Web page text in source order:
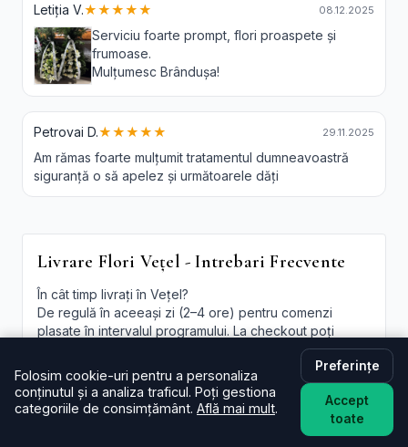
Letiția V.★★★★★ 08.12.2025
Serviciu foarte prompt, flori proaspete și
frumoase.
Mulțumesc Brândușa!
Petrovai D.★★★★★ 29.11.2025
Am rămas foarte mulțumit tratamentul dumneavoastră
siguranță o să apelez și următoarele dăți
Livrare Flori Vețel - Intrebari Frecvente
În cât timp livrați în Vețel?
De regulă în aceeași zi (2–4 ore) pentru comenzi
plasate în intervalul programului. La checkout poți
livrare flori Vețel in
aceeasi zi
în funcție de disponibilitate.
Este livrarea de flori la domiciliu în Vețel disponibilă și
sâmbăta?
Da, în majoritatea cazurilor livrăm și sâmbăta. În
Folosim cookie-uri pentru a personaliza
conținutul și a analiza traficul. Poți gestiona
categoriile de consimțământ. Află mai mult.
Preferințe
Accept
toate